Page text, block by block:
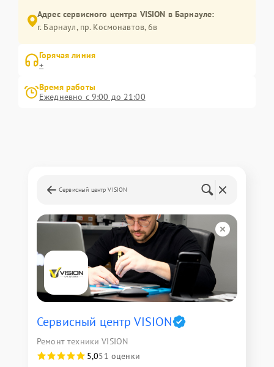
Адрес сервисного центра VISION в Барнауле:
г. Барнаул, ​пр. Космонавтов, 6в
Горячая линия
+
Время работы
Ежедневно с 9:00 до 21:00
Сервисный центр VISION
Сервисный центр VISION
Ремонт техники VISION
5,051 оценки